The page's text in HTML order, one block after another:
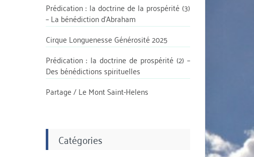
Prédication : la doctrine de la prospérité (3)
– La bénédiction d’Abraham
Cirque Longuenesse Générosité 2025
Prédication : la doctrine de prospérité (2) –
Des bénédictions spirituelles
Partage / Le Mont Saint-Helens
Catégories